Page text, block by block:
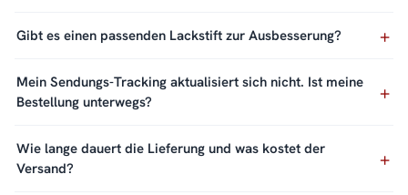
Gibt es einen passenden Lackstift zur Ausbesserung?
Mein Sendungs-Tracking aktualisiert sich nicht. Ist meine
Bestellung unterwegs?
Wie lange dauert die Lieferung und was kostet der
Versand?